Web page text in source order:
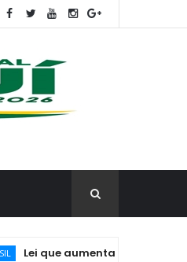
que aumenta punição a crimes